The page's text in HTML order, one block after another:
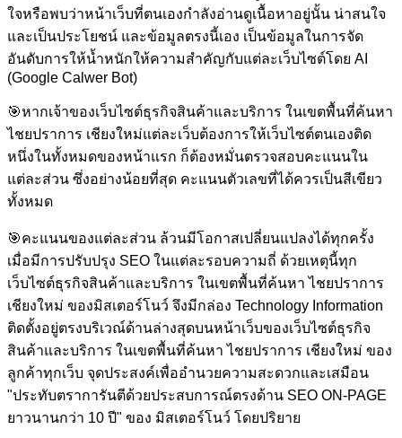
ใจหรือพบว่าหน้าเว็บที่ตนเองกำลังอ่านดูเนื้อหาอยู่นั้น น่าสนใจ
และเป็นประโยชน์ และข้อมูลตรงนี้เอง เป็นข้อมูลในการจัด
อันดับการให้น้ำหนักให้ความสำคัญกับแต่ละเว็บไซต์โดย AI
(Google Calwer Bot)
🎯หากเจ้าของเว็บไซต์ธุรกิจสินค้าและบริการ ในเขตพื้นที่ค้นหา
ไชยปราการ เชียงใหม่แต่ละเว็บต้องการให้เว็บไซต์ตนเองติด
หนึ่งในทั้งหมดของหน้าแรก ก็ต้องหมั่นตรวจสอบคะแนนใน
แต่ละส่วน ซึ่งอย่างน้อยที่สุด คะแนนตัวเลขที่ได้ควรเป็นสีเขียว
ทั้งหมด
🎯คะแนนของแต่ละส่วน ล้วนมีโอกาสเปลี่ยนแปลงได้ทุกครั้ง
เมื่อมีการปรับปรุง SEO ในแต่ละรอบความถี่ ด้วยเหตุนี้ทุก
เว็บไซต์ธุรกิจสินค้าและบริการ ในเขตพื้นที่ค้นหา ไชยปราการ
เชียงใหม่ ของมิสเตอร์โนว์ จึงมีกล่อง Technology Information
ติดตั้งอยู่ตรงบริเวณ์ด้านล่างสุดบนหน้าเว็บของเว็บไซต์ธุรกิจ
สินค้าและบริการ ในเขตพื้นที่ค้นหา ไชยปราการ เชียงใหม่ ของ
ลูกค้าทุกเว็บ จุดประสงค์เพื่ออำนวยความสะดวกและเสมือน
"ประทับตราการันตีด้วยประสบการณ์ตรงด้าน SEO ON-PAGE
ยาวนานกว่า 10 ปี" ของ มิสเตอร์โนว์ โดยปริยาย